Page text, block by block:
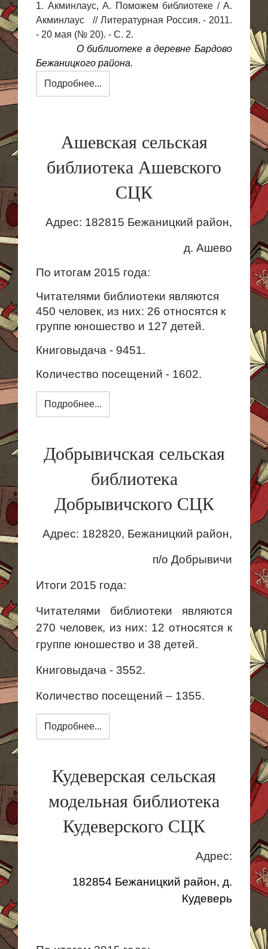
1. Акминлаус, А. Поможем библиотеке / А.
Акминлаус // Литературная Россия. - 2011.
- 20 мая (№ 20). - С. 2.
О библиотеке в деревне Бардово
Бежаницкого района.
Подробнее...
Ашевская сельская
библиотека Ашевского
СЦК
Адрес: 182815 Бежаницкий район,
д. Ашево
По итогам 2015 года:
Читателями библиотеки являются
450 человек, из них: 26 относятся к
группе юношество и 127 детей.
Книговыдача - 9451.
Количество посещений - 1602.
Подробнее...
Добрывичская сельская
библиотека
Добрывичского СЦК
Адрес: 182820, Бежаницкий район,
п/о Добрывичи
Итоги 2015 года:
Читателями библиотеки являются
270 человек, из них: 12 относятся к
группе юношество и 38 детей.
Книговыдача - 3552.
Количество посещений – 1355.
Подробнее...
Кудеверская сельская
модельная библиотека
Кудеверского СЦК
Адрес:
182854 Бежаницкий район, д.
Кудеверь